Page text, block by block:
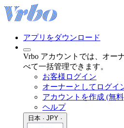
アプリをダウンロード
Vrbo アカウントでは、オー
べて一括管理できます。
お客様ログイン
オーナーとしてログイ
アカウントを作成 (無
ヘルプ